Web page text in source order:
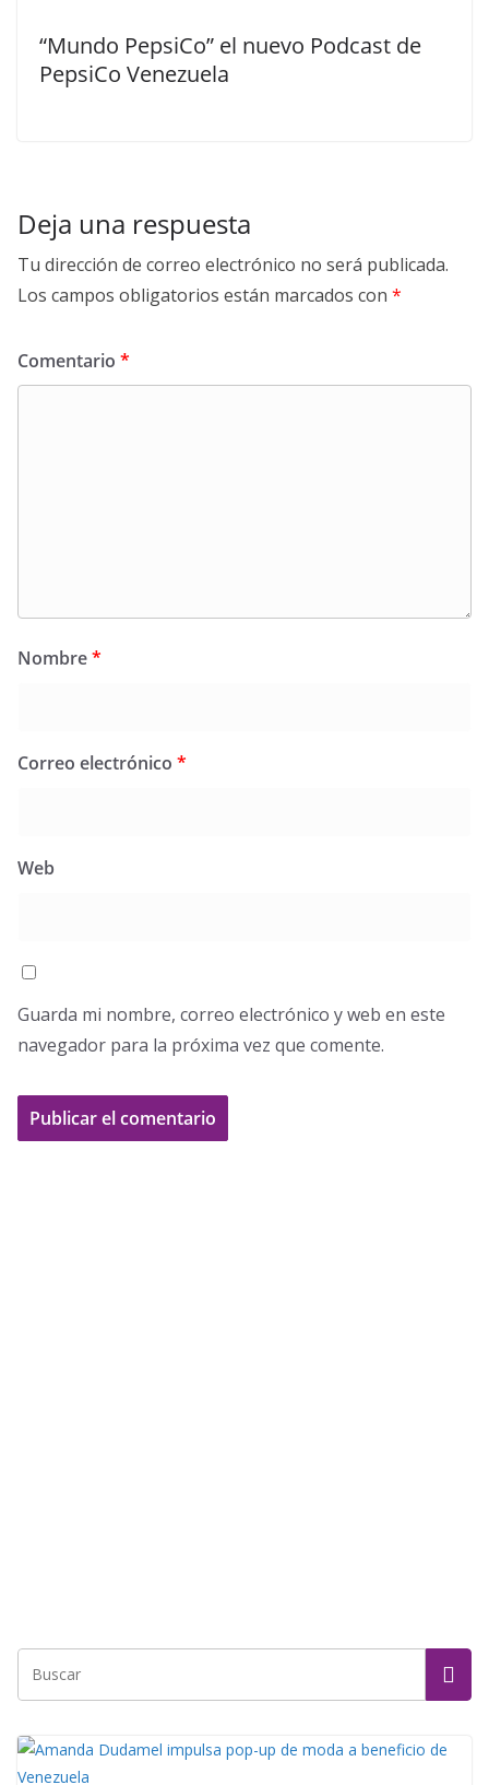
“Mundo PepsiCo” el nuevo Podcast de
PepsiCo Venezuela
Deja una respuesta
Tu dirección de correo electrónico no será publicada.
Los campos obligatorios están marcados con *
Comentario *
Nombre*
Correo electrónico *
Web
Guarda mi nombre, correo electrónico y web en este
navegador para la próxima vez que comente.